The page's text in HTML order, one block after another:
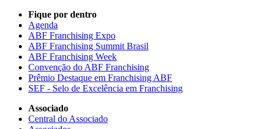
Fique por dentro
Agenda
ABF Franchising Expo
ABF Franchising Summit Brasil
ABF Franchising Week
Convenção do ABF Franchising
Prêmio Destaque em Franchising ABF
SEF - Selo de Excelência em Franchising
Associado
Central do Associado